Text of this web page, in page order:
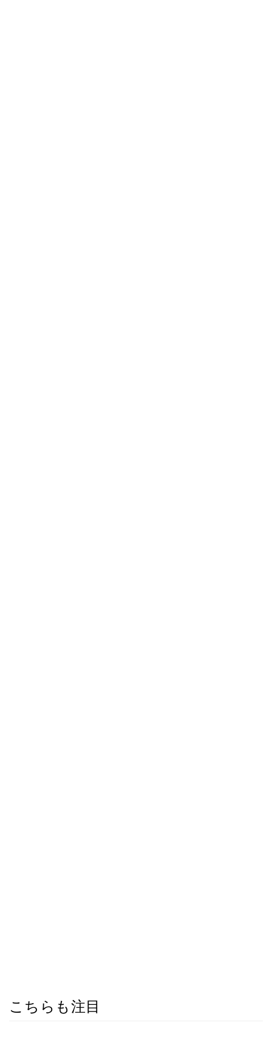
こちらも注目